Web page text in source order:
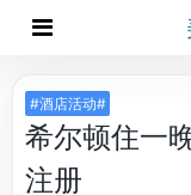
#酒店活动#
希尔顿住一
注册